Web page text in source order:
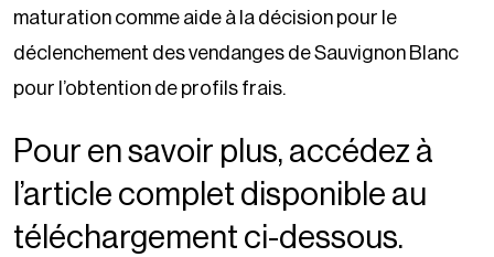
maturation comme aide à la décision pour le
déclenchement des vendanges de Sauvignon Blanc
pour l’obtention de profils frais.
Pour en savoir plus, accédez à
l’article complet disponible au
téléchargement ci-dessous.